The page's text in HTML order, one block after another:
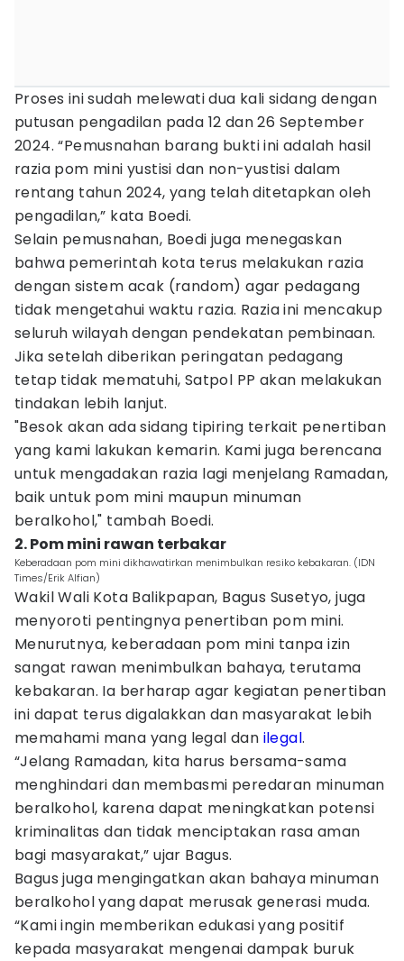
Proses ini sudah melewati dua kali sidang dengan
putusan pengadilan pada 12 dan 26 September
2024. “Pemusnahan barang bukti ini adalah hasil
razia pom mini yustisi dan non-yustisi dalam
rentang tahun 2024, yang telah ditetapkan oleh
pengadilan,” kata Boedi.
Selain pemusnahan, Boedi juga menegaskan
bahwa pemerintah kota terus melakukan razia
dengan sistem acak (random) agar pedagang
tidak mengetahui waktu razia. Razia ini mencakup
seluruh wilayah dengan pendekatan pembinaan.
Jika setelah diberikan peringatan pedagang
tetap tidak mematuhi, Satpol PP akan melakukan
tindakan lebih lanjut.
"Besok akan ada sidang tipiring terkait penertiban
yang kami lakukan kemarin. Kami juga berencana
untuk mengadakan razia lagi menjelang Ramadan,
baik untuk pom mini maupun minuman
beralkohol," tambah Boedi.
2. Pom mini rawan terbakar
Keberadaan pom mini dikhawatirkan menimbulkan resiko kebakaran. (IDN
Times/Erik Alfian)
Wakil Wali Kota Balikpapan, Bagus Susetyo, juga
menyoroti pentingnya penertiban pom mini.
Menurutnya, keberadaan pom mini tanpa izin
sangat rawan menimbulkan bahaya, terutama
kebakaran. Ia berharap agar kegiatan penertiban
ini dapat terus digalakkan dan masyarakat lebih
memahami mana yang legal dan ilegal.
“Jelang Ramadan, kita harus bersama-sama
menghindari dan membasmi peredaran minuman
beralkohol, karena dapat meningkatkan potensi
kriminalitas dan tidak menciptakan rasa aman
bagi masyarakat,” ujar Bagus.
Bagus juga mengingatkan akan bahaya minuman
beralkohol yang dapat merusak generasi muda.
“Kami ingin memberikan edukasi yang positif
kepada masyarakat mengenai dampak buruk